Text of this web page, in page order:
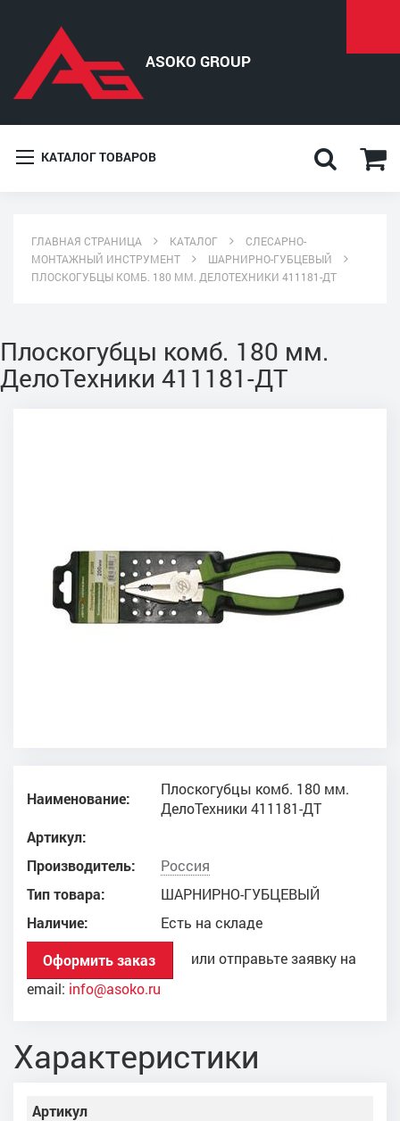
КАТАЛОГ ТОВАРОВ
ГЛАВНАЯ СТРАНИЦА КАТАЛОГ
СЛЕСАРНО-
МОНТАЖНЫЙ ИНСТРУМЕНТ
ШАРНИРНО-ГУБЦЕВЫЙ
ПЛОСКОГУБЦЫ КОМБ. 180 ММ. ДЕЛОТЕХНИКИ 411181-ДТ
Плоскогубцы комб. 180 мм.
ДелоТехники 411181-ДТ
Наименование:
Плоскогубцы комб. 180 мм.
ДелоТехники 411181-ДТ
Артикул:
Производитель:
Россия
Тип товара:
ШАРНИРНО-ГУБЦЕВЫЙ
Наличие:
Есть на складе
Оформить заказ
или отправьте заявку на
email: info@asoko.ru
Характеристики
Артикул